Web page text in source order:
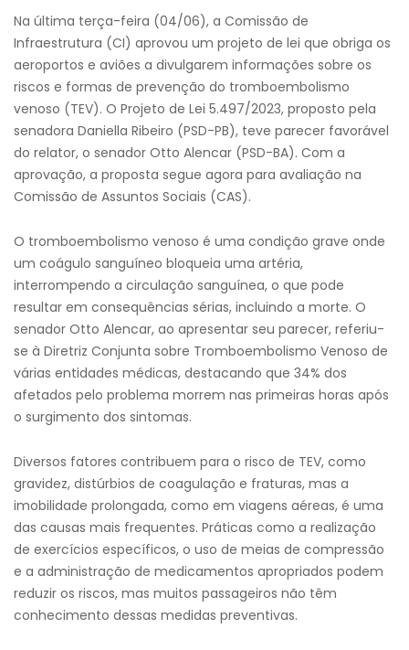
Na última terça-feira (04/06), a Comissão de
Infraestrutura (CI) aprovou um projeto de lei que obriga os
aeroportos e aviões a divulgarem informações sobre os
riscos e formas de prevenção do tromboembolismo
venoso (TEV). O Projeto de Lei 5.497/2023, proposto pela
senadora Daniella Ribeiro (PSD-PB), teve parecer favorável
do relator, o senador Otto Alencar (PSD-BA). Com a
aprovação, a proposta segue agora para avaliação na
Comissão de Assuntos Sociais (CAS).
O tromboembolismo venoso é uma condição grave onde
um coágulo sanguíneo bloqueia uma artéria,
interrompendo a circulação sanguínea, o que pode
resultar em consequências sérias, incluindo a morte. O
senador Otto Alencar, ao apresentar seu parecer, referiu-
se à Diretriz Conjunta sobre Tromboembolismo Venoso de
várias entidades médicas, destacando que 34% dos
afetados pelo problema morrem nas primeiras horas após
o surgimento dos sintomas.
Diversos fatores contribuem para o risco de TEV, como
gravidez, distúrbios de coagulação e fraturas, mas a
imobilidade prolongada, como em viagens aéreas, é uma
das causas mais frequentes. Práticas como a realização
de exercícios específicos, o uso de meias de compressão
e a administração de medicamentos apropriados podem
reduzir os riscos, mas muitos passageiros não têm
conhecimento dessas medidas preventivas.